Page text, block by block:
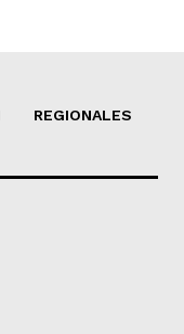
REGIONALES